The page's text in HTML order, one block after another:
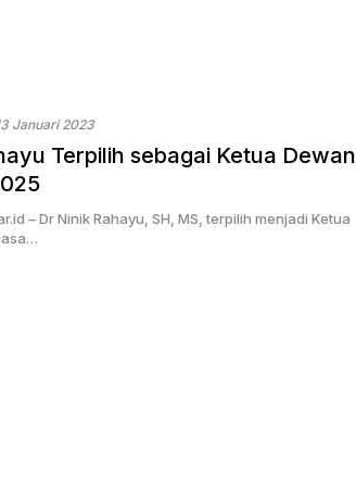
Januari 2023
Terpilih sebagai Ketua Dewan
– Dr Ninik Rahayu, SH, MS, terpilih menjadi Ketua